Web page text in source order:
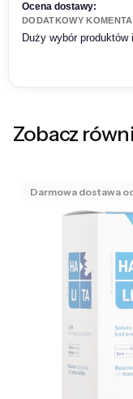
Ocena dostawy:
DODATKOWY
Duży wybór
Zobacz